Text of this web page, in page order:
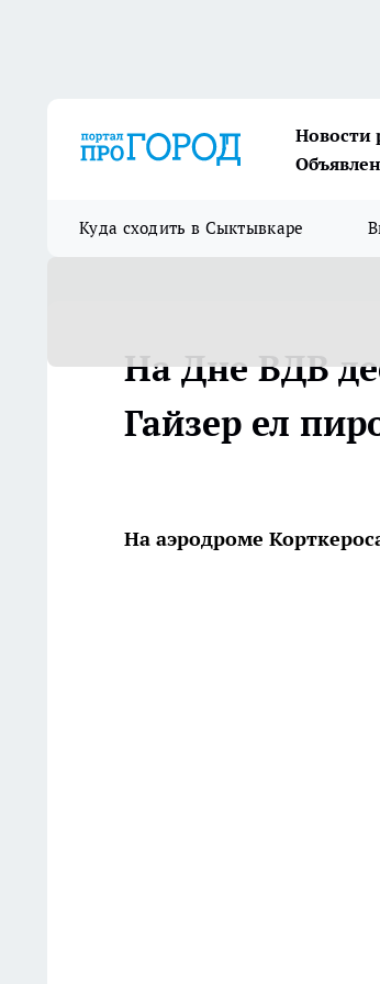
Новости
Куда сходить в Сыктывкаре
На Дне ВДВ
Гайзер ел
На аэродроме